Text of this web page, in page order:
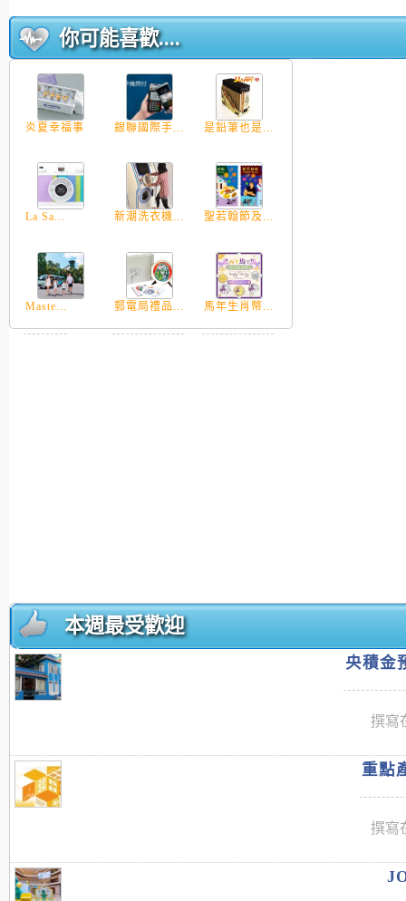
你可能喜歡....
炎夏幸福事 銀聯國際手... 是鉛筆也是...
La Sa... 新潮洗衣機... 聖若翰節及...
Maste... 郵電局禮品... 馬年生肖幣...
本週最受歡迎
央積金
撰寫
重點
撰寫